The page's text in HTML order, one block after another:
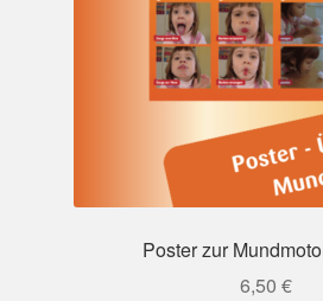
Poster zur
6,50 €